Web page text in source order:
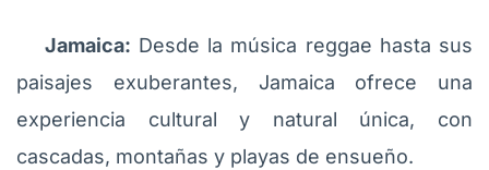
Jamaica: Desde la música reggae hasta sus
paisajes exuberantes, Jamaica ofrece una
experiencia cultural y natural única, con
cascadas, montañas y playas de ensueño.